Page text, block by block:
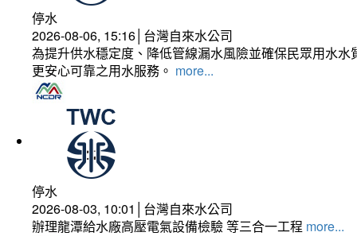
停水
2026-08-06, 15:16│台灣自來水公司
為提升供水穩定度、降低管線漏水風險並確保民眾用水
更安心可靠之用水服務。 more...
停水
2026-08-03, 10:01│台灣自來水公司
辦理龍潭給水廠高壓電氣設備檢驗 等三合一工程 more...